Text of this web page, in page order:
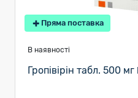
Пряма поставка
В наявності
Гропівірін табл. 500